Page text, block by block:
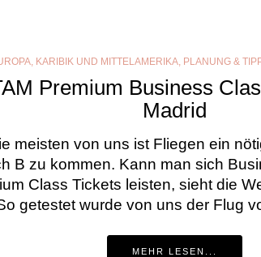
, KARIBIK UND MITTELAMERIKA, PLANUNG &
Premium Business
Madrid
meisten von uns ist Fliegen ein
B zu kommen. Kann man sich
Class Tickets leisten, sieht die
getestet wurde von uns der Flug
MEHR LESEN...